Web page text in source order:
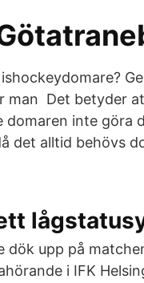
man Det betyder
domaren inte göra
det alltid behövs
dök upp på
i IFK